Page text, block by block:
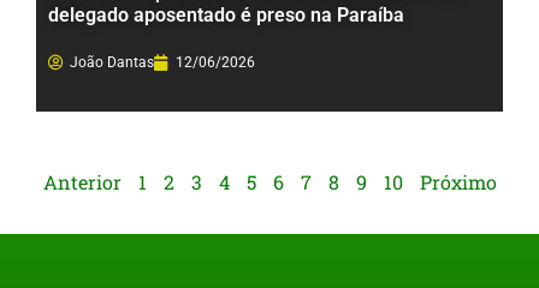
delegado aposentado é preso na Paraíba
João Dantas 12/06/2026
Anterior 1 2 3 4 5 6 7 8 9 10 Próximo